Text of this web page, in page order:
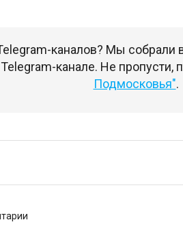
каналов? Мы
канале. Не пропусти,
Подмосковья".